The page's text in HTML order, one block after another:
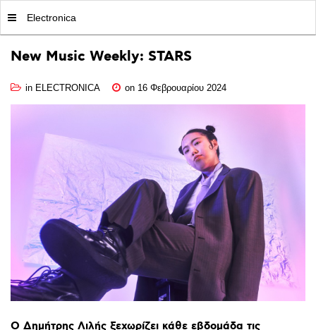
Electronica
New Music Weekly: STARS
in ELECTRONICA on 16 Φεβρουαρίου 2024
Ο Δημήτρης Λιλής ξεχωρίζει κάθε εβδομάδα τις